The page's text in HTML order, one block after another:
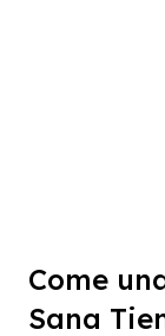
Come
Sana